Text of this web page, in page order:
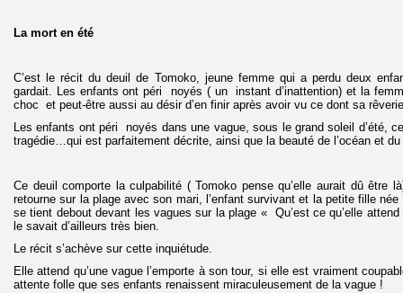
La mort en été
C’est le récit du deuil de Tomoko, jeune femme qui a perdu deux
gardait. Les enfants ont péri noyés ( un instant d’inattention) et la
choc et peut-être aussi au désir d’en finir après avoir vu ce dont sa
Les enfants ont péri noyés dans une vague, sous le grand soleil d’été,
tragédie…qui est parfaitement décrite, ainsi que la beauté de l’océan et
Ce deuil comporte la culpabilité ( Tomoko pense qu’elle aurait dû être
retourne sur la plage avec son mari, l’enfant survivant et la petite fille
se tient debout devant les vagues sur la plage « Qu’est ce qu’elle
le savait d’ailleurs très bien.
Le récit s’achève sur cette inquiétude.
Elle attend qu’une vague l’emporte à son tour, si elle est vraiment
attente folle que ses enfants renaissent miraculeusement de la vague !